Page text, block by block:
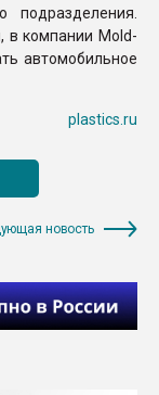
подразделения.
в компании Mold-
автомобильное
plastics.ru
новость